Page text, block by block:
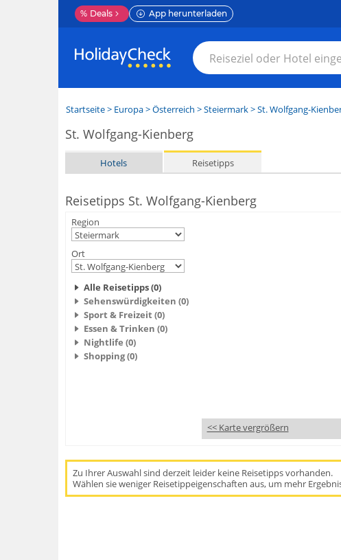
% Deals App herunterladen
Startseite> Europa>Österreich >Steiermark>St. Wolfgang-
St. Wolfgang-Kienberg
Hotels Reisetipps
Reisetipps St. Wolfgang-Kienberg
Region
Ort
Alle Reisetipps (0)
Sehenswürdigkeiten (0)
Sport & Freizeit (0)
Essen & Trinken (0)
Nightlife (0)
Shopping (0)
<< Karte vergrößern
Zu Ihrer Auswahl sind derzeit leider keine Reisetipps vorhanden.
Wählen sie weniger Reisetippeigenschaften aus, um mehr